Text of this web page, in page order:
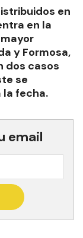
en
en la
y Formosa,
dos casos
se
la fecha.
email